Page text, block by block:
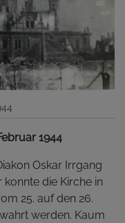
1944
Oskar Irrgang
die Kirche in
25. auf den 26.
werden. Kaum